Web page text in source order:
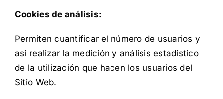
Cookies de análisis:
Permiten cuantificar el número de usuarios y
así realizar la medición y análisis estadístico
de la utilización que hacen los usuarios del
Sitio Web.